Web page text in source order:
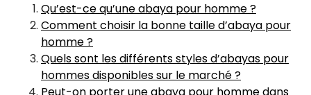
Qu’est-ce qu’une abaya pour homme ?
Comment choisir la bonne taille d’abaya pour
homme ?
Quels sont les différents styles d’abayas pour
hommes disponibles sur le marché ?